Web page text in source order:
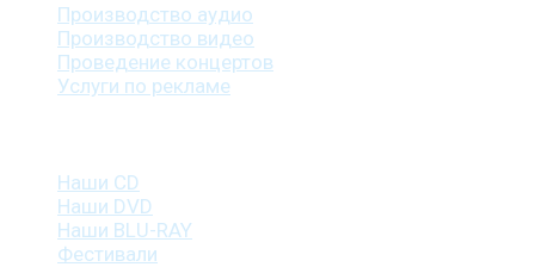
Производство аудио
Производство видео
Проведение концертов
Услуги по рекламе
Наши CD
Наши DVD
Наши BLU-RAY
Фестивали